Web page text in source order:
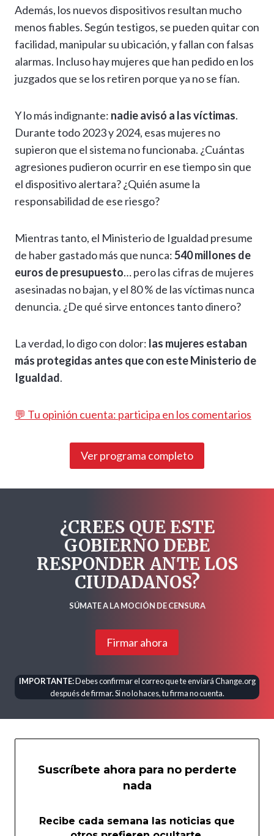
Además, los nuevos dispositivos resultan mucho
menos fiables. Según testigos, se pueden quitar con
facilidad, manipular su ubicación, y fallan con falsas
alarmas. Incluso hay mujeres que han pedido en los
juzgados que se los retiren porque ya no se fían.
Y lo más indignante: nadie avisó a las víctimas.
Durante todo 2023 y 2024, esas mujeres no
supieron que el sistema no funcionaba. ¿Cuántas
agresiones pudieron ocurrir en ese tiempo sin que
el dispositivo alertara? ¿Quién asume la
responsabilidad de ese riesgo?
Mientras tanto, el Ministerio de Igualdad presume
de haber gastado más que nunca:540 millones de
euros de presupuesto… pero las cifras de mujeres
asesinadas no bajan, y el 80 % de las víctimas nunca
denuncia. ¿De qué sirve entonces tanto dinero?
La verdad, lo digo con dolor: las mujeres estaban
más protegidas antes que con este Ministerio de
Igualdad.
💬 Tu opinión cuenta: participa en los comentarios
Ver programa completo
¿CREES QUE ESTE
GOBIERNO DEBE
RESPONDER ANTE LOS
CIUDADANOS?
SÚMATE A LA MOCIÓN DE CENSURA
Firmar ahora
IMPORTANTE:Debes confirmar el correo que te enviará Change.org
después de firmar. Si no lo haces, tu firma no cuenta.
Suscríbete ahora para no perderte
nada
Recibe cada semana las noticias que